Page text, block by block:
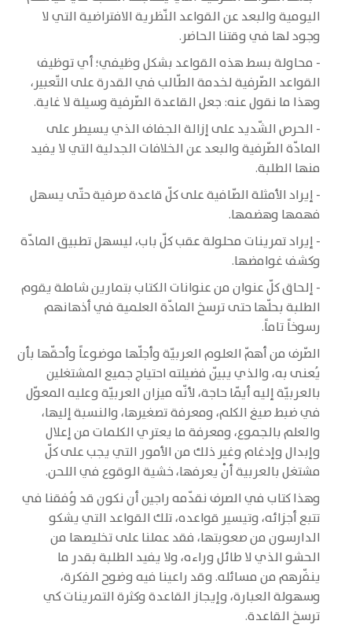
اليومية والبعد عن القواعد النّظرية الافتراضية التي لا
وجود لها في وقتنا الحاضر.
- محاولة بسط هذه القواعد بشكل وظيفي؛ أي توظيف
القواعد الصّرفية لخدمة الطّالب في القدرة على التّعبير،
وهذا ما نقول عنه: جعل القاعدة الصّرفية وسيلة لا غاية.
- الحرص الشّديد على إزالة الجفاف الذي يسيطر على
المادّة الصّرفية والبعد عن الخلافات الجدلية التي لا يفيد
منها الطلبة.
- إيراد الأمثلة الصّافية على كلّ قاعدة صرفية حتّى يسهل
فهمها وهضمها.
- إيراد تمرينات محلولة عقب كلّ باب، ليسهل تطبيق المادّة
وكشف غوامضها.
- إلحاق كلّ عنوان من عنوانات الكتاب بتمارين شاملة يقوم
الطلبة بحلّها حتى ترسخ المادّة العلمية في أذهانهم
رسوخاً تاماً.
الصّرف من أهمّ العلوم العربيّة وأجلّها موضوعاً وأحقّها بأن
يُعنى به، والذي يبيّن فضيلته احتياج جميع المشتغلين
بالعربيّة إليه أيّما حاجة، لأنّه ميزان العربيّة وعليه المعوّل
في ضبط صيغ الكلم، ومعرفة تصغيرها، والنسبة إليها،
والعلم بالجموع، ومعرفة ما يعتري الكلمات من إعلال
وإبدال وإدغام وغير ذلك من الأمور التي يجب على كلّ
مشتغل بالعربية أنْ يعرفها، خشية الوقوع في اللحن.
وهذا كتاب في الصرف نقدّمه راجين أن نكون قد وُفقنا في
تتبع أجزائه، وتيسير قواعده، تلك القواعد التي يشكو
الدارسون من صعوبتها، فقد عملنا على تخليصها من
الحشو الذي لا طائل وراءه، ولا يفيد الطلبة بقدر ما
ينفّرهم من مسائله. وقد راعينا فيه وضوح الفكرة،
وسهولة العبارة، وإيجاز القاعدة وكثرة التمرينات كي
ترسخ القاعدة.